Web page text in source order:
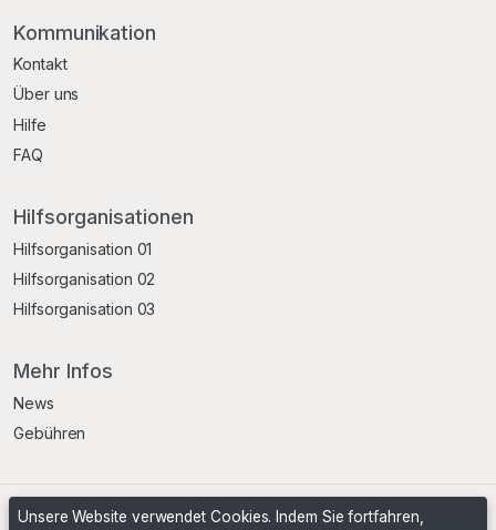
Kommunikation
Kontakt
Über uns
Hilfe
FAQ
Hilfsorganisationen
Hilfsorganisation 01
Hilfsorganisation 02
Hilfsorganisation 03
Mehr Infos
News
Gebühren
Unsere Website verwendet Cookies. Indem Sie fortfahren,